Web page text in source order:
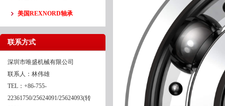
美国REXNORD轴承
联系方式
深圳市唯盛机械有限公司
联系人：林伟雄
TEL：+86-755-
22361750/25624091/25624093(转